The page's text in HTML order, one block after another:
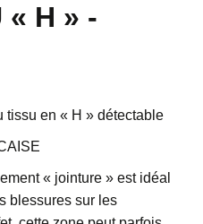
« H » -
tissu en « H » détectable
« jointure » est idéal
blessures sur les